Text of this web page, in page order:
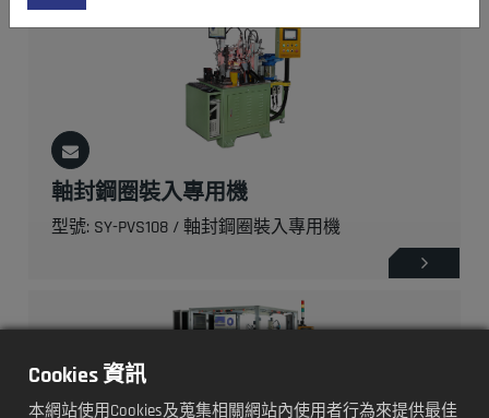
軸封鋼圈裝入專用機
型號: SY-PVS108 / 軸封鋼圈裝入專用機
Cookies 資訊
本網站使用Cookies及蒐集相關網站內使用者行為來提供最佳